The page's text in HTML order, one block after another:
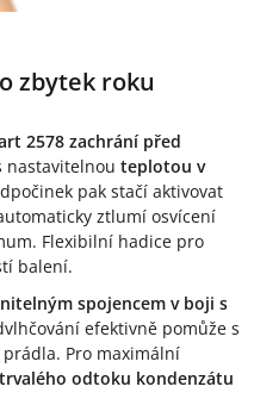
zbytek roku
2578 zachrání před
nastavitelnou teplotou v
pak stačí aktivovat
ztlumí osvícení
Flexibilní hadice pro
balení.
spojencem v boji s
efektivně pomůže s
Pro maximální
odtoku kondenzátu